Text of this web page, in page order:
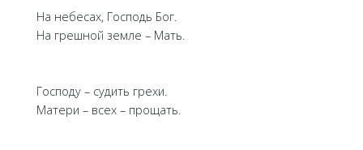
На небесах, Господь Бог.
На грешной земле – Мать.
Господу – судить грехи.
Матери – всех – прощать.